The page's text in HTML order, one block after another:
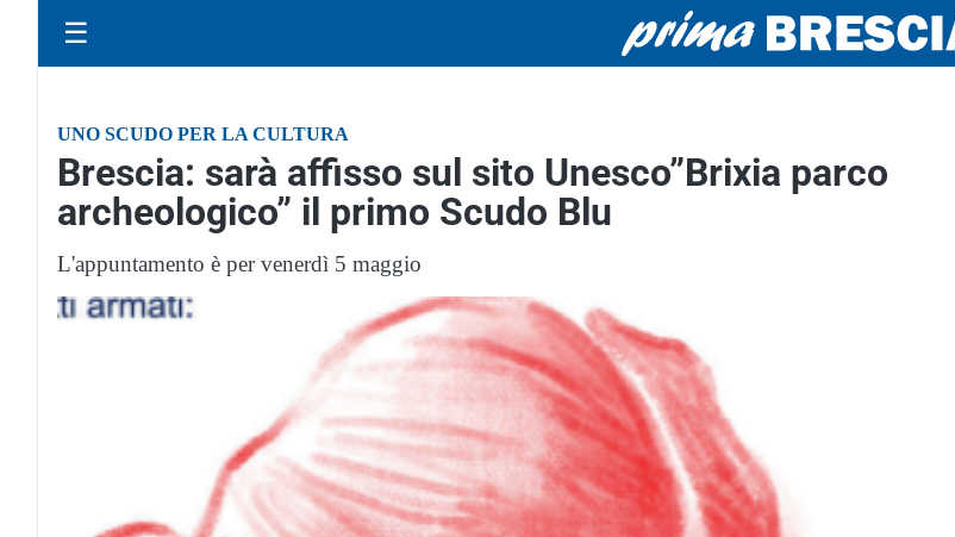
☰
UNO SCUDO PER LA CULTURA
Brescia: sarà affisso sul sito Unesco”Brixia parco
archeologico” il primo Scudo Blu
L'appuntamento è per venerdì 5 maggio